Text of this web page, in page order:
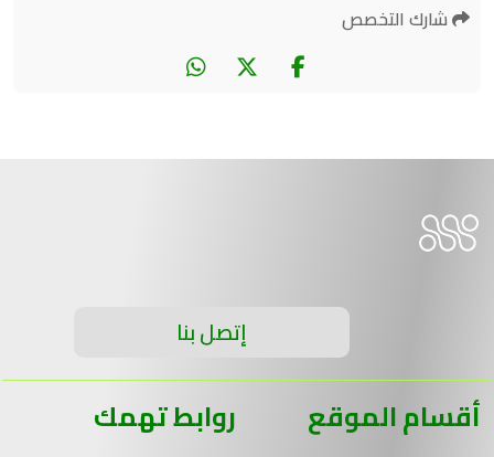
شارك التخصص
إتصل بنا
أقسام الموقع روابط تهمك